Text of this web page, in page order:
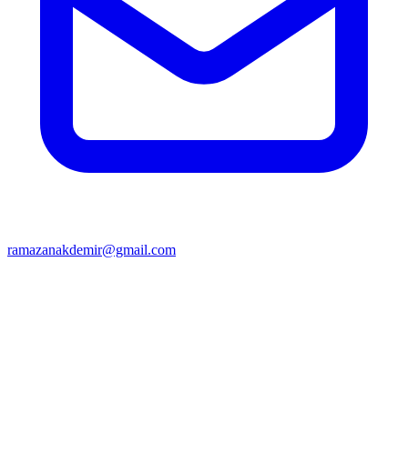
ramazanakdemir@gmail.com